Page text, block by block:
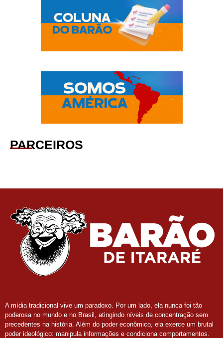
PARCEIROS
A mídia tradicional vive um paradoxo. Por um lado, ela nunca foi tão
poderosa no mundo e no Brasil, atingindo níveis de concentração sem
precedentes na história. Além do poder econômico, ela exerce um brutal
poder ideológico: manipula informações e condiciona comportamentos.